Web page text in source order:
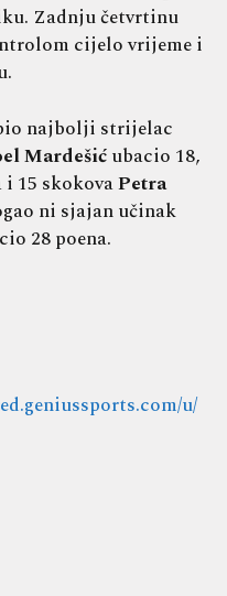
Zadnju četvrtinu
cijelo vrijeme i
najbolji strijelac
Mardešićubacio 18,
15 skokovaPetra
ni sjajan učinak
28 poena.
u/